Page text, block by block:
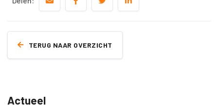
TERUG NAAR OVERZICHT
Actueel